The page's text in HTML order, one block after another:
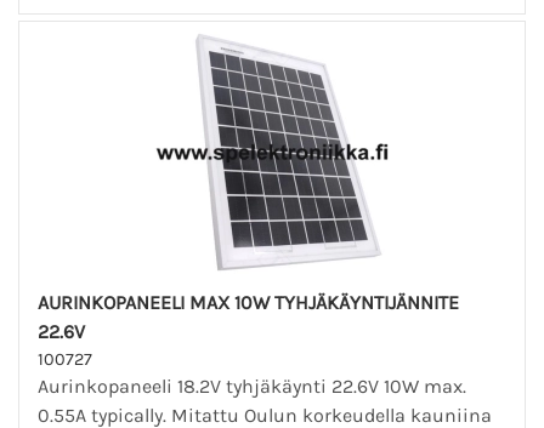
AURINKOPANEELI MAX 10W TYHJÄKÄYNTIJÄNNITE
22.6V
100727
Aurinkopaneeli 18.2V tyhjäkäynti 22.6V 10W max.
0.55A typically. Mitattu Oulun korkeudella kauniina